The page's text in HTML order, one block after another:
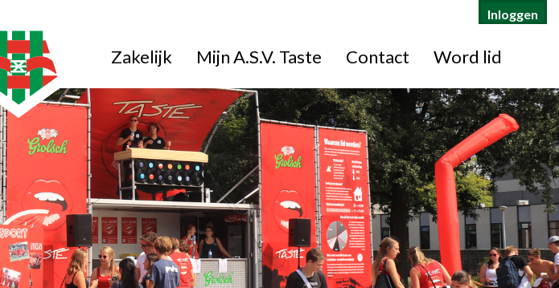
Inloggen
Zakelijk Mijn A.S.V. Taste Contact Word lid